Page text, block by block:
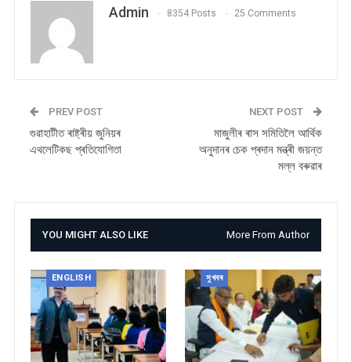
Admin 8354 Posts 25 Comments
PREV POST
গুৱাহাটীত ৰাষ্ট্ৰীয় জুনিয়ৰ
এথলেটিকছ প্ৰতিযোগিতা
NEXT POST
মাজুলীৰ ৰাস সমিতিলৈ আৰ্থিক
অনুদানৰ চেক প্ৰদান মন্ত্ৰী জয়ন্ত
মল্ল বৰুৱাৰ
YOU MIGHT ALSO LIKE More From Author
ENGLISH সুখবৰ